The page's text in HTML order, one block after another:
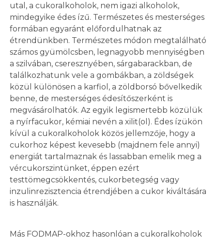
utal, a cukoralkoholok, nem igazi alkoholok,
mindegyike édes ízű. Természetes és mesterséges
formában egyaránt előfordulhatnak az
étrendünkben. Természetes módon megtalálható
számos gyümölcsben, legnagyobb mennyiségben
a szilvában, cseresznyében, sárgabarackban, de
találkozhatunk vele a gombákban, a zöldségek
közül különösen a karfiol, a zöldborsó bővelkedik
benne, de mesterséges édesítőszerként is
megvásárolhatók. Az egyik legismertebb közülük
a nyírfacukor, kémiai nevén a xilit(ol). Édes ízükön
kívül a cukoralkoholok közös jellemzője, hogy a
cukorhoz képest kevesebb (majdnem fele annyi)
energiát tartalmaznak és lassabban emelik meg a
vércukorszintünket, éppen ezért
testtömegcsökkentés, cukorbetegség vagy
inzulinrezisztencia étrendjében a cukor kiváltására
is használják.
Más FODMAP-okhoz hasonlóan a cukoralkoholok